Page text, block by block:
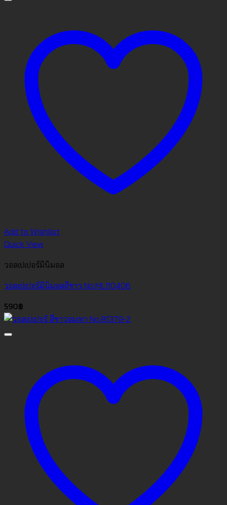
Add to Wishlist
Quick View
วอลเปเปอร์มินิมอล
วอลเปเปอร์มินิมอลสีขาว No.ML110406
590฿